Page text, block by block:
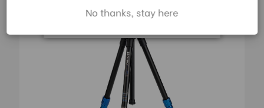
ALLE COOKIES AKZEPTIEREN
No thanks, stay here